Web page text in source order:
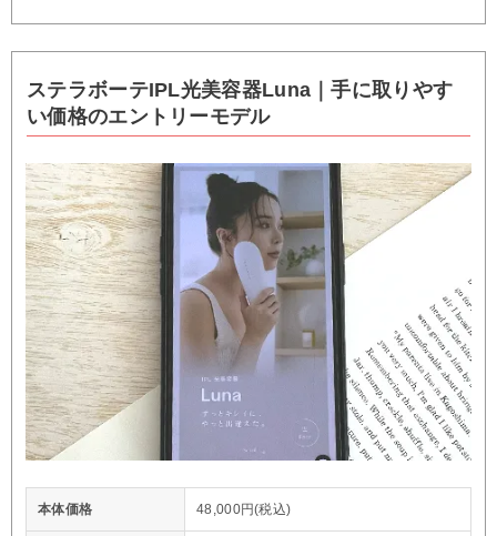
ステラボーテIPL光美容器Luna｜手に取りやす
い価格のエントリーモデル
本体価格 48,000円(税込)